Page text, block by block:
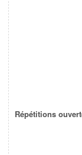
Répétitions